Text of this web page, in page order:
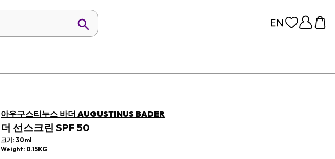
아우구스티누스 바더 AUGUSTINUS BADER
더 선스크린 SPF 50
크기: 30ml
Weight: 0.15KG